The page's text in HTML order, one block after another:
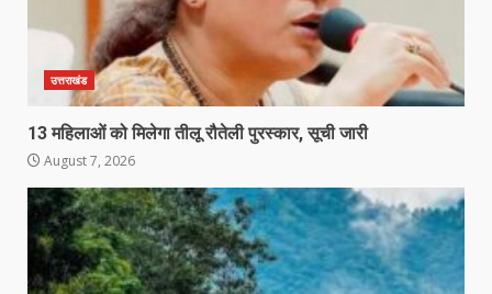
उत्तराखंड
13 महिलाओं को मिलेगा तीलू रौतेली पुरस्कार, सूची जारी
August 7, 2026